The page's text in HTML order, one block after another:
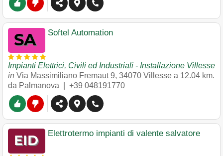
Softel Automation
Impianti Elettrici, Civili ed Industriali - Installazione Villesse
in Via Massimiliano Fremaut 9, 34070 Villesse a 12.04 km.
da Palmanova | +39 048191770
Elettrotermo impianti di valente salvatore